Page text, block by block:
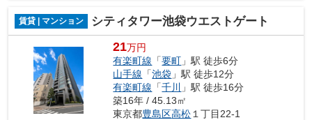
賃貸 | マンション シティタワー池袋ウエストゲート
21万円
有楽町線 「要町 」駅 徒歩6分
山手線 「池袋 」駅 徒歩12分
有楽町線 「千川
」駅 徒歩16分
築16年 / 45.13㎡
東京都豊島区高松 １丁目22-1